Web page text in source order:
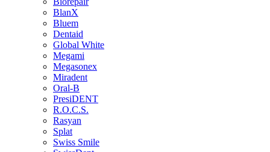
BlanX
Bluem
Dentaid
Global White
Megami
Megasonex
Miradent
Oral-B
PresiDENT
R.O.C.S.
Rasyan
Splat
Swiss Smile